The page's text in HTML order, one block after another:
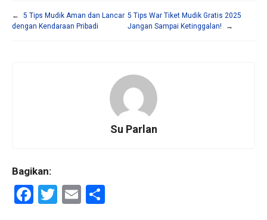
←
5 Tips Mudik Aman dan Lancar
dengan Kendaraan Pribadi
5 Tips War Tiket Mudik Gratis 2025
Jangan Sampai Ketinggalan!
→
Su Parlan
Bagikan:
F
T
E